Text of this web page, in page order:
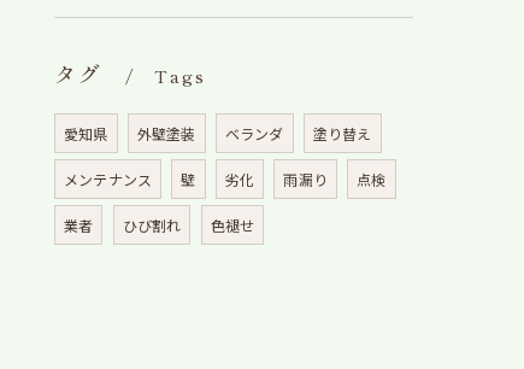
タグ Tags
愛知県 外壁塗装 ベランダ 塗り替え
メンテナンス 壁 劣化 雨漏り 点検
業者 ひび割れ 色褪せ